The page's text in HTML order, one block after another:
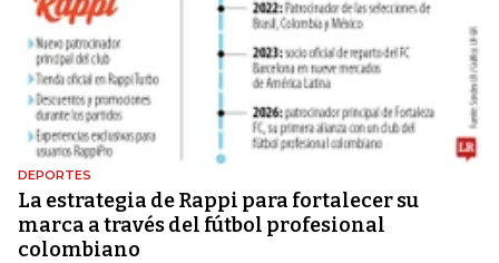
DEPORTES
La estrategia de Rappi para fortalecer su
marca a través del fútbol profesional
colombiano